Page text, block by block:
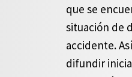
que se
situación de
accidente.
difundir